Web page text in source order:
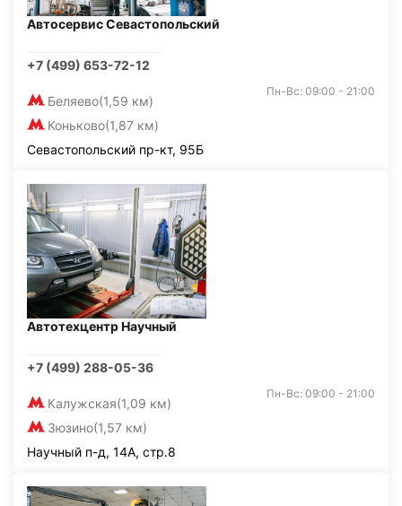
Автосервис Севастопольский
+7 (499) 653-72-12
Беляево(1,59 км)
Коньково(1,87 км)
Пн-Вс: 09:00 - 21:00
Севастопольский пр-кт, 95Б
Автотехцентр Научный
+7 (499) 288-05-36
Калужская(1,09 км)
Зюзино(1,57 км)
Пн-Вс: 09:00 - 21:00
Научный п-д, 14А, стр.8